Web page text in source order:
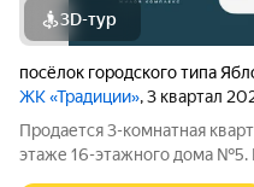
3D-тур
посёлок городского типа
ЖК «Традиции», 3 квартал
Продается 3-комнатная
этаже 16-этажного дома №5.